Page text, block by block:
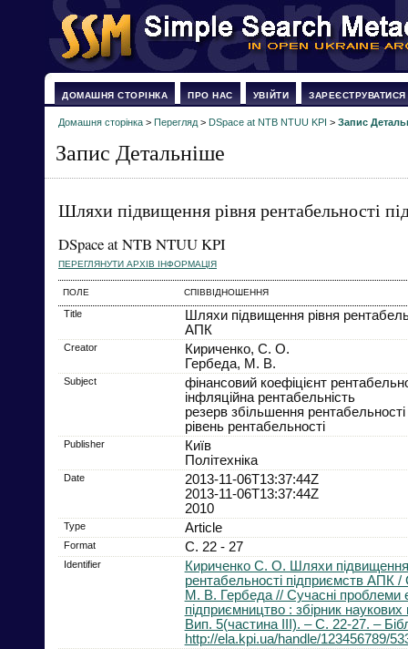
ДОМАШНЯ СТОРІНКА ПРО НАС УВІЙТИ ЗАРЕЄСТРУВАТИСЯ
Домашня сторінка > Перегляд > DSpace at NTB NTUU KPI > Запис
Запис Детальніше
Шляхи підвищення рівня рентабельності
DSpace at NTB NTUU KPI
ПЕРЕГЛЯНУТИ АРХІВ ІНФОРМАЦІЯ
ПОЛЕ СПІВВІДНОШЕННЯ
Title
Шляхи підвищення рівня
АПК
Creator
Кириченко, С. О.
Гербеда, М. В.
Subject
фінансовий коефіцієнт
інфляційна рентабельність
резерв збільшення рентабельності
рівень рентабельності
Publisher
Київ
Політехніка
Date
2013-11-06T13:37:44Z
2013-11-06T13:37:44Z
2010
Type Article
Format С. 22 - 27
Identifier
Кириченко С. О. Шляхи підвищення
рентабельності підприємств АПК
М. В. Гербеда // Сучасні проблеми
підприємництво : збірник
Вип. 5(частина IІІ). – С. 22-27. –
http://ela.kpi.ua/handle/123456789/